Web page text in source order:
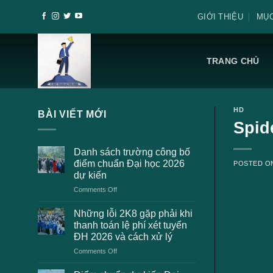
GIỚI THIỆU
TRANG CHỦ
BÀI VIẾT MỚI
Danh sách trường công bố
điểm chuẩn Đại học 2026
dự kiến
Comments Offon
sách
trường
công
bố
điểm
Đại
Những lỗi 2K8 gặp phải khi
thanh toán lệ phí xét tuyển
ĐH 2026 và cách xử lý
Comments Offon
lỗi
HD
POSTED